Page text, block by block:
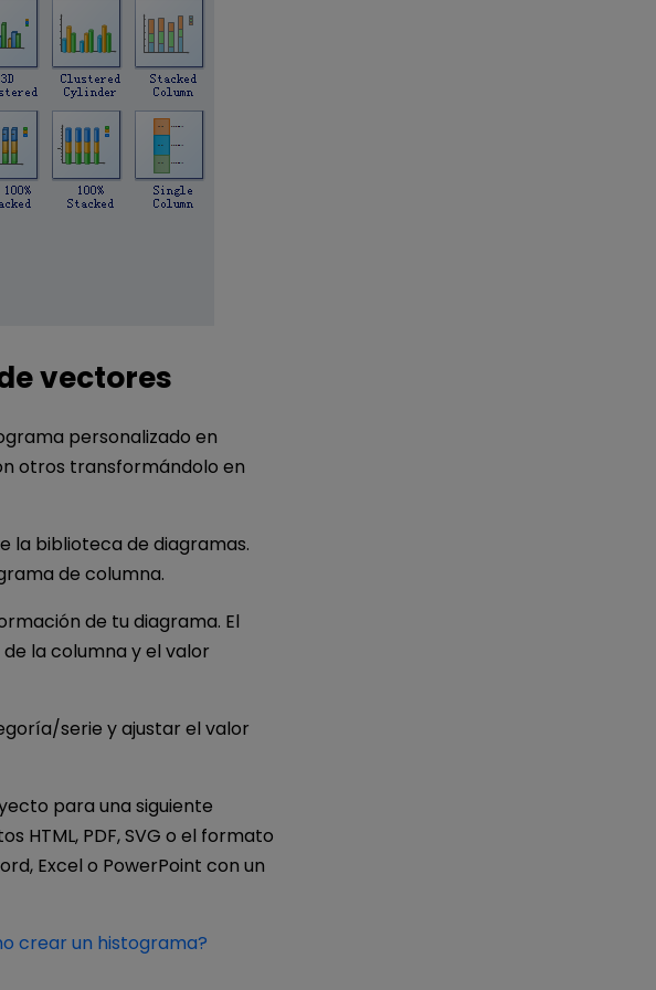
vectores
personalizado en
otros transformándolo en
la biblioteca de diagramas.
de columna.
de tu diagrama. El
la columna y el valor
serie y ajustar el valor
para una siguiente
HTML, PDF, SVG o el formato
Excel o PowerPoint con un
crear un histograma?